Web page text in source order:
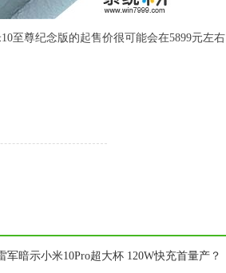
至尊纪念版的起售价很可能会在5899元左
军暗示小米10Pro超大杯 120W快充首量产？